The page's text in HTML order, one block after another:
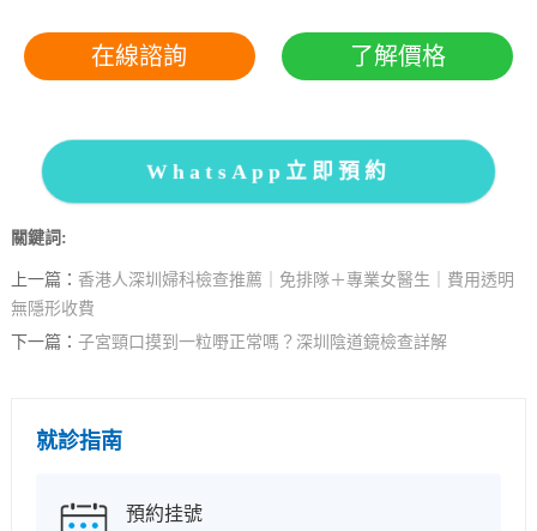
在線諮詢 了解價格
WhatsApp立即預約
關鍵詞:
上一篇： 香港人深圳婦科檢查推薦｜免排隊＋專業女醫生｜費用透明
無隱形收費
下一篇： 子宮頸口摸到一粒嘢正常嗎？深圳陰道鏡檢查詳解
就診指南
預約挂號